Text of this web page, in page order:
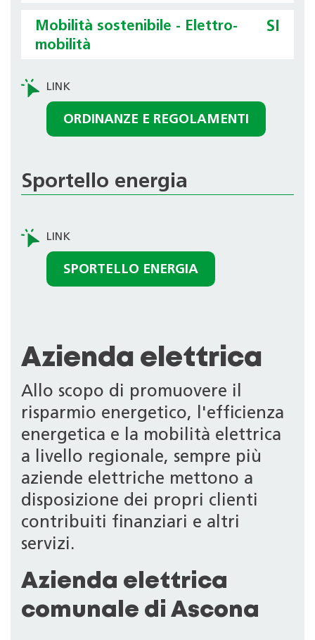
Mobilità sostenibile - Elettro-
mobilità
SI
ORDINANZE E REGOLAMENTI
Sportello energia
SPORTELLO ENERGIA
Azienda elettrica
Allo scopo di promuovere il
risparmio energetico, l'efficienza
energetica e la mobilità elettrica
a livello regionale, sempre più
aziende elettriche mettono a
disposizione dei propri clienti
contribuiti finanziari e altri
servizi.
Azienda elettrica
comunale di Ascona